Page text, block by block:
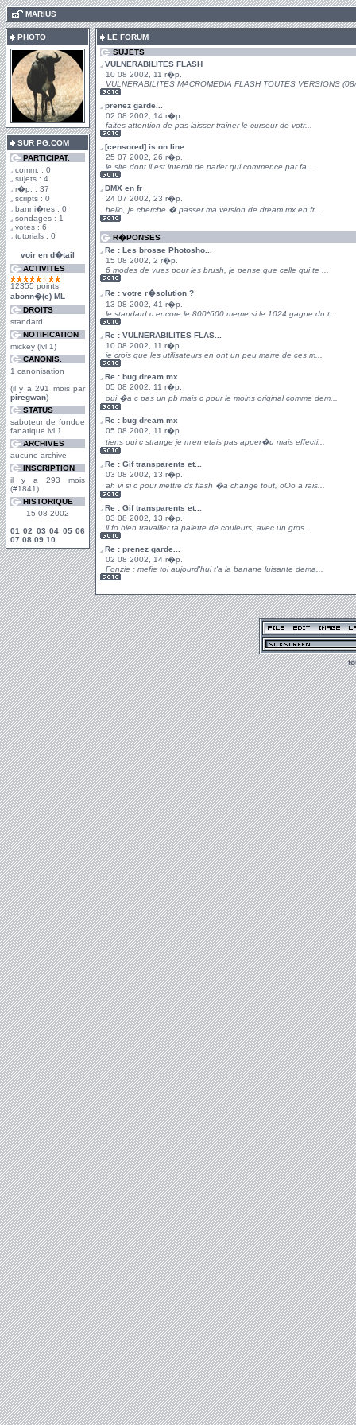
MARIUS
PHOTO
SUR PG.COM
PARTICIPAT.
comm. : 0
sujets : 4
r�p. : 37
scripts : 0
banni�res : 0
sondages : 1
votes : 6
tutorials : 0
voir en d�tail
ACTIVITES
12355 points
abonn�(e) ML
DROITS
standard
NOTIFICATION
mickey (lvl 1)
CANONIS.
1 canonisation
(il y a 291 mois par
piregwan)
STATUS
saboteur de fondue
fanatique lvl 1
ARCHIVES
aucune archive
INSCRIPTION
il y a 293 mois
(#1841)
HISTORIQUE
15 08 2002
01 02 03 04 05 06
07 08 09 10
LE FORUM
SUJETS
VULNERABILITES FLASH
10 08 2002, 11 r�p.
VULNERABILITES MACROMEDIA FLASH TOUTES VERSIONS
prenez garde...
02 08 2002, 14 r�p.
faites attention de pas laisser trainer le curseur de votr...
[censored] is on line
25 07 2002, 26 r�p.
le site dont il est interdit de parler qui commence par fa...
DMX en fr
24 07 2002, 23 r�p.
hello, je cherche � passer ma version de dream mx en fr....
R�PONSES
Re : Les brosse Photosho...
15 08 2002, 2 r�p.
6 modes de vues pour les brush, je pense que celle qui te ...
Re : votre r�solution ?
13 08 2002, 41 r�p.
le standard c encore le 800*600 meme si le 1024 gagne du t...
Re : VULNERABILITES FLAS...
10 08 2002, 11 r�p.
je crois que les utilisateurs en ont un peu marre de ces m...
Re : bug dream mx
05 08 2002, 11 r�p.
oui �a c pas un pb mais c pour le moins original comme dem...
Re : bug dream mx
05 08 2002, 11 r�p.
tiens oui c strange je m'en etais pas apper�u mais effecti...
Re : Gif transparents et...
03 08 2002, 13 r�p.
ah vi si c pour mettre ds flash �a change tout, oOo a rais...
Re : Gif transparents et...
03 08 2002, 13 r�p.
il fo bien travailler ta palette de couleurs, avec un gros...
Re : prenez garde...
02 08 2002, 14 r�p.
Fonzie : mefie toi aujourd'hui t'a la banane luisante dema...